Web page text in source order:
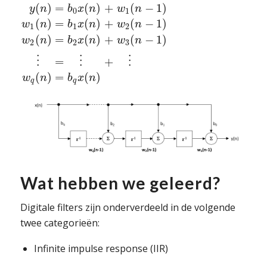
y(n)
w1 (n)
w2(n)
⋮
wq (n)
=
=
=
=
=
b0x(n)
b1x(n)
b2x(n)
⋮
bqx(n)
+
+
+
+
w1(n − 1)
w2(n − 1)
w3(n − 1)
⋮
Wat hebben we geleerd?
Digitale filters zijn onderverdeeld in de volgende
twee categorieën:
Infinite impulse response (IIR)